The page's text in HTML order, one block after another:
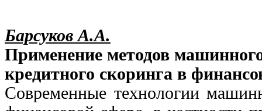
Барсуков А.А.
Применение методов
кредитного скоринга в
Современные технологии